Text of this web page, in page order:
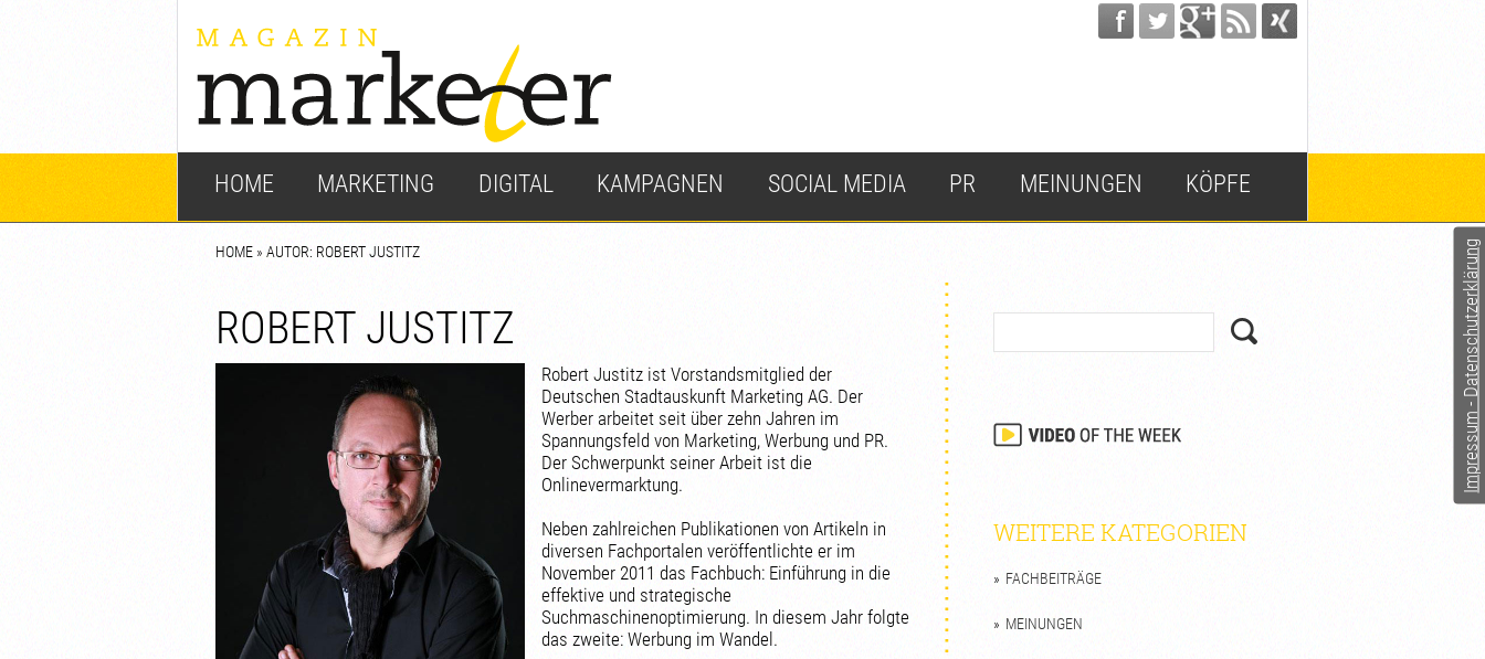
Impressum - Datenschutzerklärung
HOME MARKETING DIGITAL KAMPAGNEN SOCIAL MEDIA PR MEINUNGEN KÖPFE
HOME » AUTOR: ROBERT JUSTITZ
ROBERT JUSTITZ
Robert Justitz ist Vorstandsmitglied der
Deutschen Stadtauskunft Marketing AG. Der
Werber arbeitet seit über zehn Jahren im
Spannungsfeld von Marketing, Werbung und PR.
Der Schwerpunkt seiner Arbeit ist die
Onlinevermarktung.
Neben zahlreichen Publikationen von Artikeln in
diversen Fachportalen veröffentlichte er im
November 2011 das Fachbuch: Einführung in die
effektive und strategische
Suchmaschinenoptimierung. In diesem Jahr folgte
das zweite: Werbung im Wandel.
WEITERE KATEGORIEN
FACHBEITRÄGE
MEINUNGEN